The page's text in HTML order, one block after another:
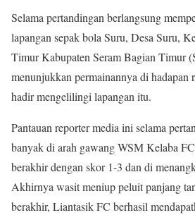
Selama pertandingan berlangsung
lapangan sepak bola Suru, Desa Suru,
Timur Kabupaten Seram Bagian Timur
menunjukkan permainannya di hadapan
hadir mengelilingi lapangan itu.
Pantauan reporter media ini selama
banyak di arah gawang WSM Kelaba
berakhir dengan skor 1-3 dan di
Akhirnya wasit meniup peluit panjang
berakhir, Liantasik FC berhasil